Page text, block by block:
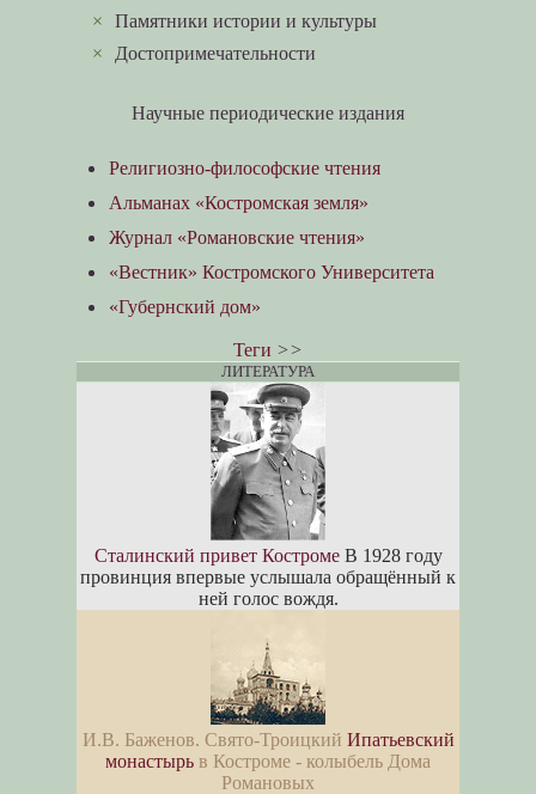
×Памятники истории и культуры
Достопримечательности
Научные периодические издания
Религиозно-философские чтения
Альманах «Костромская земля»
Журнал «Романовские чтения»
«Вестник» Костромского Университета
«Губернский дом»
Теги >>
ЛИТЕРАТУРА
Сталинский привет КостромеВ 1928 году
провинция впервые услышала обращённый к
ней голос вождя.
И.В. Баженов. Свято-Троицкий Ипатьевский
монастырь в Костроме - колыбель Дома
Романовых